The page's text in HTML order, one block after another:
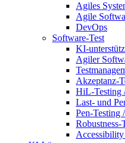
Agiles
Agile
DevOps
Software-Test
KI-
Agiler
Akzeptanz-
HiL-Testing
Last- und
Pen-Testing
Robustness-